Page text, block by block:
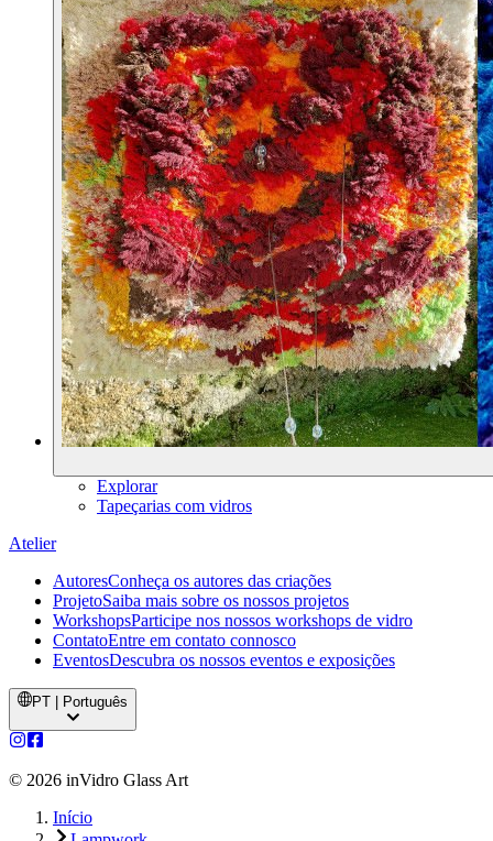
Explorar
Tapeçarias com vidros
Atelier
AutoresConheça os autores das criações
ProjetoSaiba mais sobre os nossos projetos
WorkshopsParticipe nos nossos workshops de vidro
ContatoEntre em contato connosco
EventosDescubra os nossos eventos e exposições
PT | Português
© 2026 inVidro Glass Art
Início